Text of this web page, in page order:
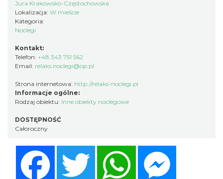
Jura Krakowsko-Częstochowska
Lokalizacja: W mieście
Kategoria:
Noclegi
Kontakt:
Telefon: +48 343 751 562
Email: relaks.noclegi@op.pl
Strona internetowa: http://relaks-noclegi.pl
Informacje ogólne:
Rodzaj obiektu: Inne obiekty noclegowe
DOSTĘPNOŚĆ
Całoroczny
Twitter WhatsApp